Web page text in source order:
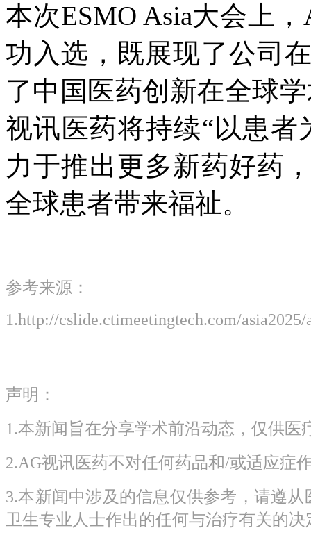
本次ESMO Asia大会上
功入选，既展现了公司
了中国医药创新在全球
视讯医药将持续“以患
力于推出更多新药好药
全球患者带来福祉。
参考来源：
1.http://cslide.ctimeetingtech.com/
声明：
1.本新闻旨在分享学术前沿动态，仅供
2.AG视讯医药不对任何药品和/或适应症
3.本新闻中涉及的信息仅供参考，请遵
卫生专业人士作出的任何与治疗有关的